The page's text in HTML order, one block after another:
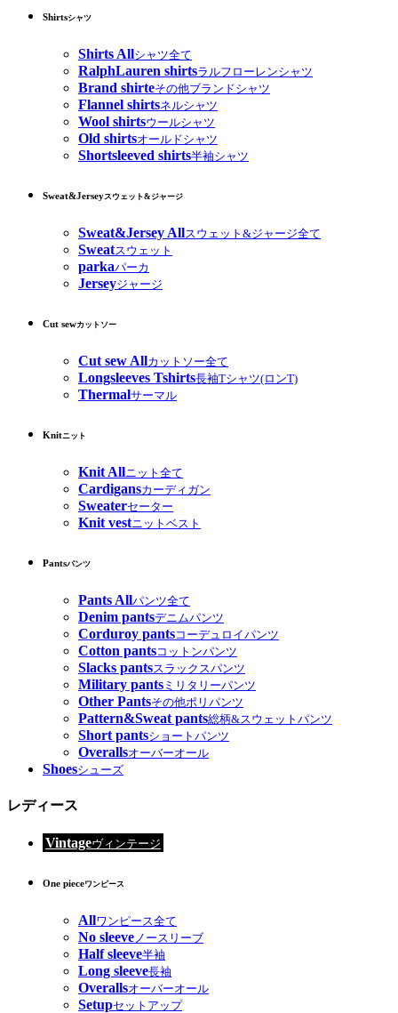
Shirtsシャツ
Shirts Allシャツ全て
RalphLauren shirtsラルフローレンシャツ
Brand shirteその他ブランドシャツ
Flannel shirtsネルシャツ
Wool shirtsウールシャツ
Old shirtsオールドシャツ
Shortsleeved shirts半袖シャツ
Sweat&Jerseyスウェット&ジャージ
Sweat&Jersey Allスウェット&ジャージ全て
Sweatスウェット
parkaパーカ
Jerseyジャージ
Cut sewカットソー
Cut sew Allカットソー全て
Longsleeves Tshirts長袖Tシャツ(ロンT)
Thermalサーマル
Knitニット
Knit Allニット全て
Cardigansカーディガン
Sweaterセーター
Knit vestニットベスト
Pantsパンツ
Pants Allパンツ全て
Denim pantsデニムパンツ
Corduroy pantsコーデュロイパンツ
Cotton pantsコットンパンツ
Slacks pantsスラックスパンツ
Military pants ミリタリーパンツ
Other Pantsその他ポリパンツ
Pattern&Sweat pants総柄&スウェットパンツ
Short pantsショートパンツ
Overallsオーバーオール
Shoesシューズ
レディース
Vintageヴィンテージ
One pieceワンピース
Allワンピース全て
No sleeve ノースリーブ
Half sleeve半袖
Long sleeve長袖
Overallsオーバーオール
Setupセットアップ